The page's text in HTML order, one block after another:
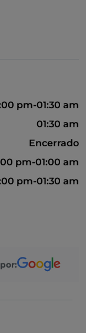
pm-01:30 am
01:30 am
Encerrado
pm-01:00 am
pm-01:30 am